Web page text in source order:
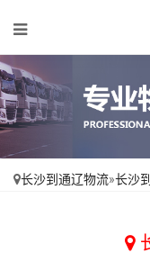
长沙到通辽物流»长沙